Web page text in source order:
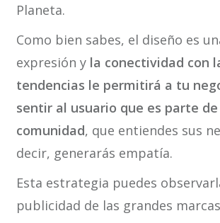
Planeta.
Como bien sabes, el diseño es
expresión y la conectividad con
tendencias le permitirá a tu
sentir al usuario que es parte de
comunidad, que entiendes sus
decir, generarás empatía.
Esta estrategia puedes
publicidad de las grandes